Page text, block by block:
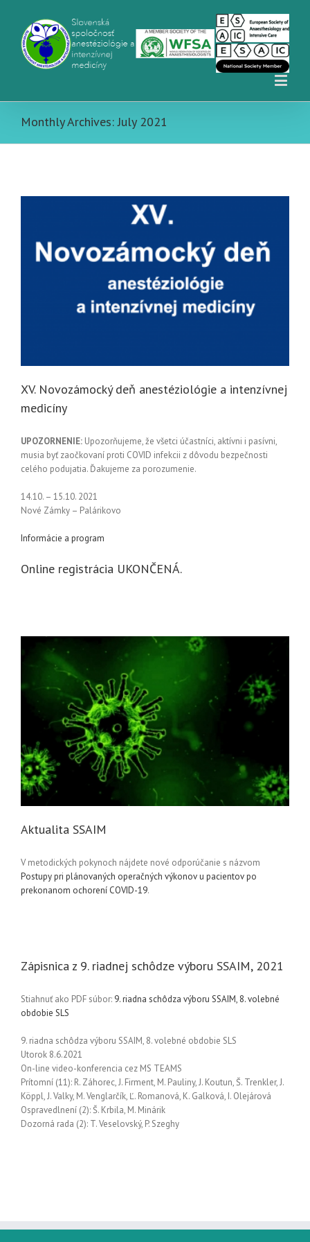
Monthly Archives:July 2021
XV. Novozámocký deň anestéziológie a intenzívnej
medicíny
UPOZORNENIE: Upozorňujeme, že všetci účastníci, aktívni i pasívni,
musia byť zaočkovaní proti COVID infekcii z dôvodu bezpečnosti
celého podujatia. Ďakujeme za porozumenie.
14.10. – 15.10. 2021
Nové Zámky – Palárikovo
Informácie a program
Online registrácia UKONČENÁ.
Aktualita SSAIM
V metodických pokynoch nájdete nové odporúčanie s názvom
Postupy pri plánovaných operačných výkonov u pacientov po
prekonanom ochorení COVID-19.
Zápisnica z 9. riadnej schôdze výboru SSAIM, 2021
Stiahnuť ako PDF súbor: 9. riadna schôdza výboru SSAIM, 8. volebné
obdobie SLS
9. riadna schôdza výboru SSAIM, 8. volebné obdobie SLS
Utorok 8.6.2021
On-line video-konferencia cez MS TEAMS
Prítomní (11): R. Záhorec, J. Firment, M. Pauliny, J. Koutun, Š. Trenkler, J.
Köppl, J. Valky, M. Venglarčík, Ľ. Romanová, K. Galková, I. Olejárová
Ospravedlnení (2): Š. Krbila, M. Minárik
Dozorná rada (2): T. Veselovský, P. Szeghy